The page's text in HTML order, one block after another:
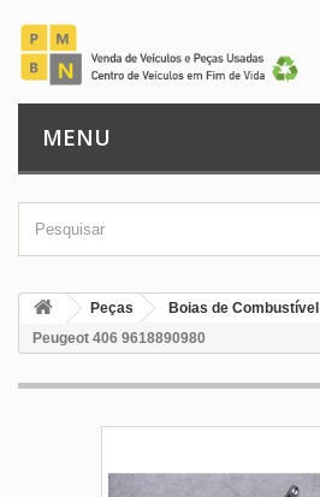
MENU
Peças Boias de Combustível
Peugeot 406 9618890980